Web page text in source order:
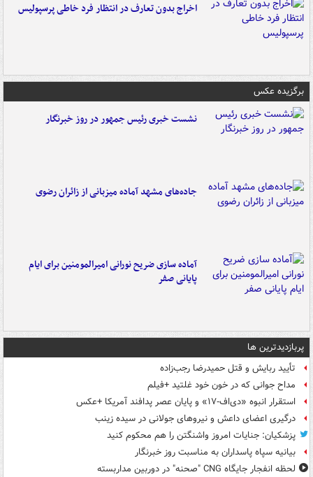
اخراج بدون تعارف در انتظار فرد خاطی پرسپولیس
برگزیده عکس
نشست خبری رئیس جمهور در روز خبرنگار
جاده‌های مشهد آماده میزبانی از زائران رضوی
آماده سازی ضریح نورانی امیرالمومنین برای ایام
پایانی صفر
پربازدیدترین ها
تأیید ربایش و قتل حمیدرضا رجب‌زاده
مداح جوانی که در خون خود غلتید +فیلم
استقرار انبوه «دی‌اف‑۱۷» و پایان عصر پدافند آمریکا +عکس
درگیری اعضای داعش و نیروهای جولانی در سیده زینب
پزشکیان: جنایات امروز واشنگتن را هم محکوم کنید
بیانیه سپاه پاسداران به مناسبت روز خبرنگار
لحظه انفجار جایگاه CNG "صحنه" در دوربین مداربسته